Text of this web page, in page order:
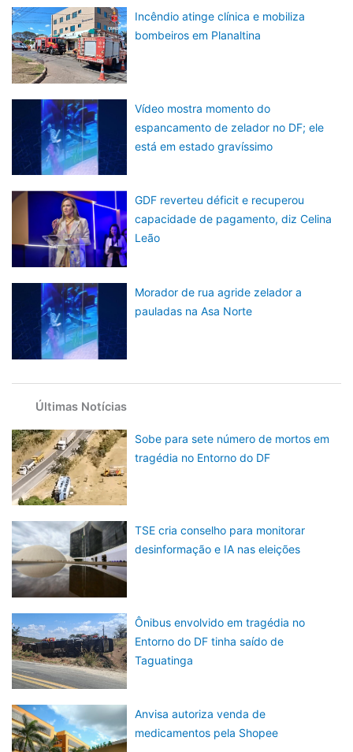
Incêndio atinge clínica e mobiliza
bombeiros em Planaltina
Vídeo mostra momento do
espancamento de zelador no DF; ele
está em estado gravíssimo
GDF reverteu déficit e recuperou
capacidade de pagamento, diz Celina
Leão
Morador de rua agride zelador a
pauladas na Asa Norte
Últimas Notícias
Sobe para sete número de mortos em
tragédia no Entorno do DF
TSE cria conselho para monitorar
desinformação e IA nas eleições
Ônibus envolvido em tragédia no
Entorno do DF tinha saído de
Taguatinga
Anvisa autoriza venda de
medicamentos pela Shopee